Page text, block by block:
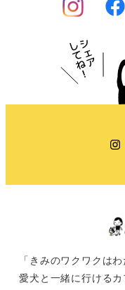
「きみのワクワクは
愛犬と一緒に行ける